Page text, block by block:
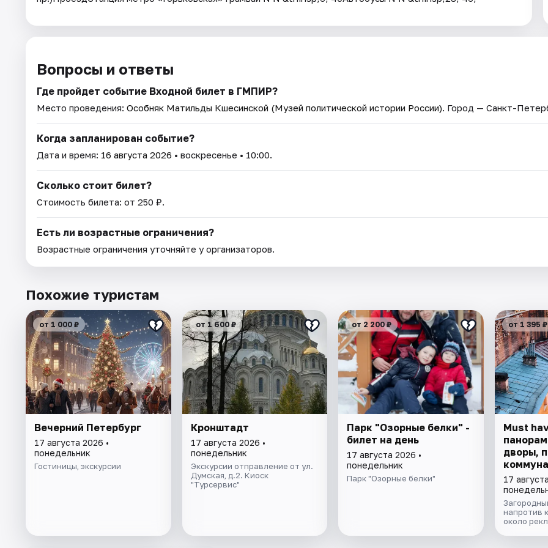
Вопросы и ответы
Где пройдет событие Входной билет в ГМПИР?
Место проведения: Особняк Матильды Кшесинской (Музей политической истории России). Город — Санкт-
Когда запланирован событие?
Дата и время: 16 августа 2026 • воскресенье • 10:00.
Сколько стоит билет?
Стоимость билета: от 250 ₽.
Есть ли возрастные ограничения?
Возрастные ограничения уточняйте у организаторов.
Похожие туристам
от 1 000 ₽
Вечерний Петербург
17 августа 2026 •
понедельник
Гостиницы, экскурсии
от 1 600 ₽
Кронштадт
17 августа 2026 •
понедельник
Экскурсии отправление от ул.
Думская, д.2. Киоск
"Турсервис"
от 2 200 ₽
Парк "Озорные белки" -
билет на день
17 августа 2026 •
понедельник
Парк "Озорные белки"
от 1 395 ₽
Must
дворы,
17
напротив
около